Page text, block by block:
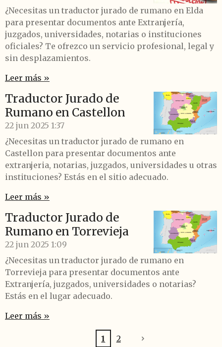
¿Necesitas un traductor jurado de rumano en Elda
para presentar documentos ante Extranjería,
juzgados, universidades, notarias o instituciones
oficiales? Te ofrezco un servicio profesional, legal y
sin desplazamientos.
Leer más »
Traductor Jurado de
Rumano en Castellon
22 jun 2025 1:37
¿Necesitas un traductor jurado de rumano en
Castellon para presentar documentos ante
extranjeria, notarias, juzgados, universidades u otras
instituciones? Estás en el sitio adecuado.
Leer más »
Traductor Jurado de
Rumano en Torrevieja
22 jun 2025 1:09
¿Necesitas un traductor jurado de rumano en
Torrevieja para presentar documentos ante
Extranjería, juzgados, universidades o notarias?
Estás en el lugar adecuado.
Leer más »
1 2